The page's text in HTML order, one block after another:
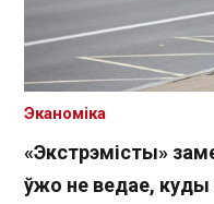
«Экстрэмісты»
ўжо не ведае, куды
Эканоміка